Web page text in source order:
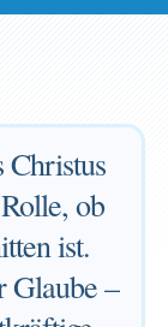
Christus
ob
ist.
Glaube –